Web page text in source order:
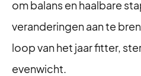
om balans en haalbare
veranderingen aan te
loop van het jaar fitter,
evenwicht.